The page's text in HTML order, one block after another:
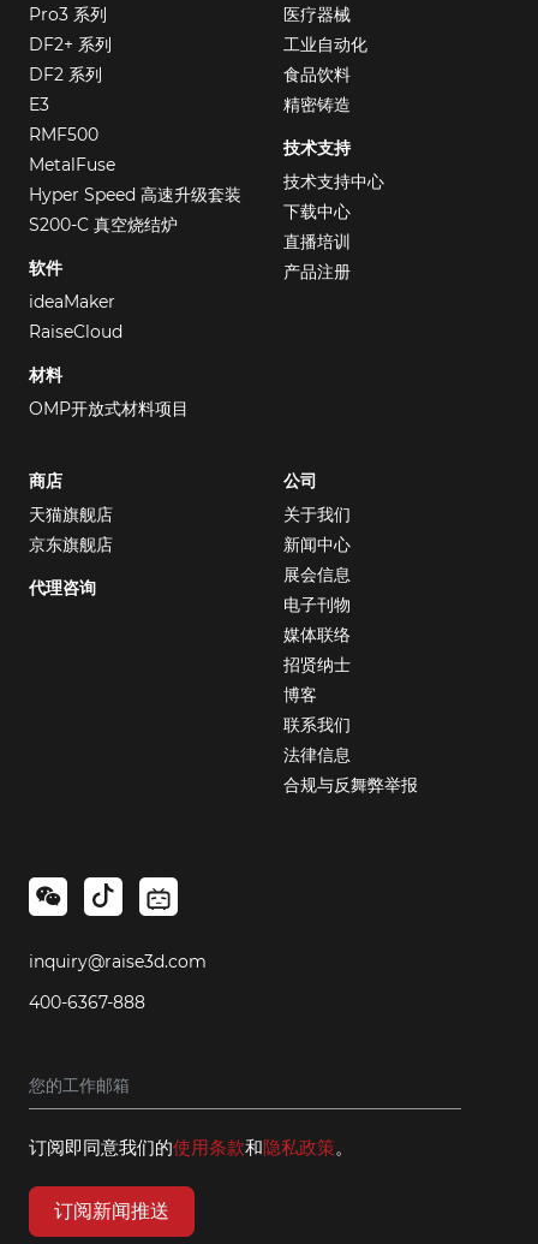
Pro3 系列
DF2+ 系列
DF2 系列
E3
RMF500
MetalFuse
Hyper Speed 高速升级套装
S200-C 真空烧结炉
软件
ideaMaker
RaiseCloud
材料
OMP开放式材料项目
医疗器械
工业自动化
食品饮料
精密铸造
技术支持
技术支持中心
下载中心
直播培训
产品注册
商店
天猫旗舰店
京东旗舰店
代理咨询
公司
关于我们
新闻中心
展会信息
电子刊物
媒体联络
招贤纳士
博客
联系我们
法律信息
合规与反舞弊举报
inquiry@raise3d.com
400-6367-888
订阅即同意我们的使用条款和隐私政策。
订阅新闻推送